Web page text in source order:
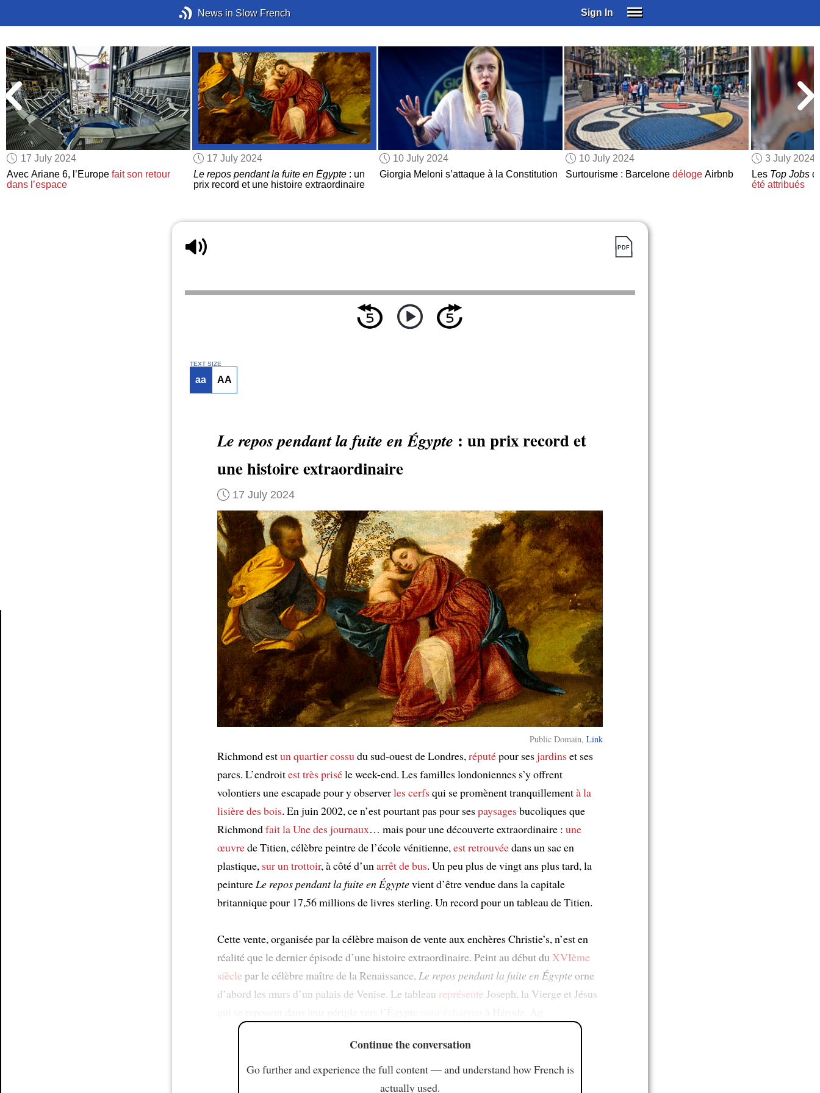
News in Slow French Sign In
SUBSCRIBE
EDUCATIONAL LICENSES
GIFT CARDS
OTHER LANGUAGES
ABOUT US
ALEXA
ADJUST COLORS
17 July 2024
Avec Ariane 6, l’Europefait son retour
dans l’espace
17 July 2024
Le repos pendant la fuite en Égypte: un
prix record et une histoire extraordinaire
10 July 2024
Giorgia Meloni s’attaque à la Constitution
10 July 2024
Surtourisme : Barcelone délogeAirbnb
3 July 2024
Les Top Jobs
été attribués
TEXT SIZE
aa AA
Le repos pendant la fuite en Égypte : un prix record et
une histoire extraordinaire
17 July 2024
Public Domain, Link
Richmond estun quartier cossu du sud-ouest de Londres, réputépour sesjardinset ses
parcs. L’endroitest très priséle week-end. Les familles londoniennes s’y offrent
volontiers une escapade pour y observerles cerfsqui se promènent tranquillementà la
lisièredes bois. En juin 2002, ce n’est pourtant pas pour sespaysagesbucoliques que
Richmondfait la Une des journaux… mais pour une découverte extraordinaire : une
œuvrede Titien, célèbre peintre de l’école vénitienne, est retrouvéedans un sac en
plastique, sur un trottoir, à côté d’un arrêt de bus. Un peu plus de vingt ans plus tard, la
peinture Le repos pendant la fuite en Égyptevient d’être vendue dans la capitale
britannique pour 17,56 millions de livres sterling. Un record pour un tableau de Titien.
Cette vente, organisée par la célèbre maison de vente aux enchères Christie’s, n’est en
réalité que le dernier épisode d’une histoire extraordinaire. Peint au début du XVIème
siècle par le célèbre maître de la Renaissance, Le repos pendant la fuite en Égypte orne
d’abord les murs d’un palais de Venise. Le tableau représente Joseph, la Vierge et Jésus
Continue the conversation
Go further and experience the full content — and understand how French is
actually used.